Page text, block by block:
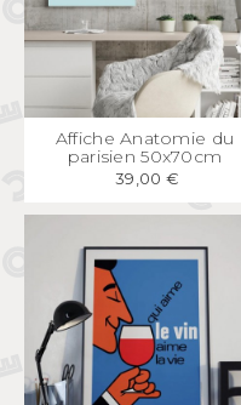
APERÇU RAPIDE
Affiche Anatomie du
parisien 50x70cm
39,00 €